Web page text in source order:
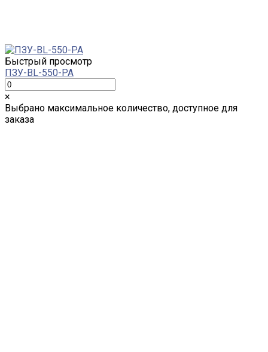
Быстрый просмотр
ПЗУ-BL-550-PA
×
Выбрано максимальное количество, доступное для
заказа